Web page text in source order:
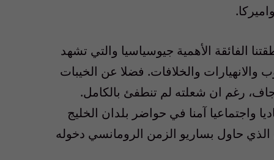
الفائقة الأهمية جيوسياسيا والتي تشهد
والانهيارات والخلافات. فضلا عن الخيبات
رغم ان شعلته لم تنطفئ بالكامل.
واجتماعيا آمنا في حواضر بلدان الخليج
حاول بساريو الزمن الرومانسي دخوله